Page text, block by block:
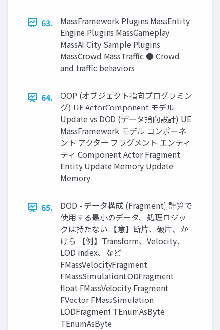
63.
MassFramework Plugins MassEntity
Engine Plugins MassGameplay
MassAI City Sample Plugins
MassCrowd MassTraffic ● Crowd
and traﬃc behaviors
64.
OOP (オブジェクト指向プログラミン
グ) UE ActorComponent モデル
Update vs DOD (データ指向設計) UE
MassFramework モデル コンポーネ
ント アクター フラグメント エンティ
ティ Component Actor Fragment
Entity Update Memory Update
Memory
65.
DOD - データ構成 (Fragment) 計算で
使用する最小のデータ、処理ロジッ
クは持たない 【意】断片、破片、か
けら 【例】Transform、Velocity、
LOD index、など
FMassVelocityFragment
FMassSimulationLODFragment
ﬂoat FMassVelocity Fragment
FVector FMassSimulation
LODFragment TEnumAsByte
TEnumAsByte